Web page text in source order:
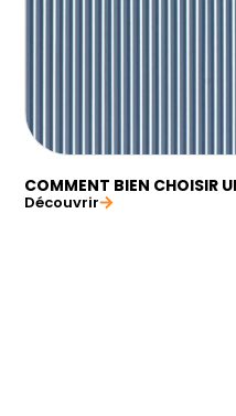
COMMENT BIEN CHOISIR
Découvrir